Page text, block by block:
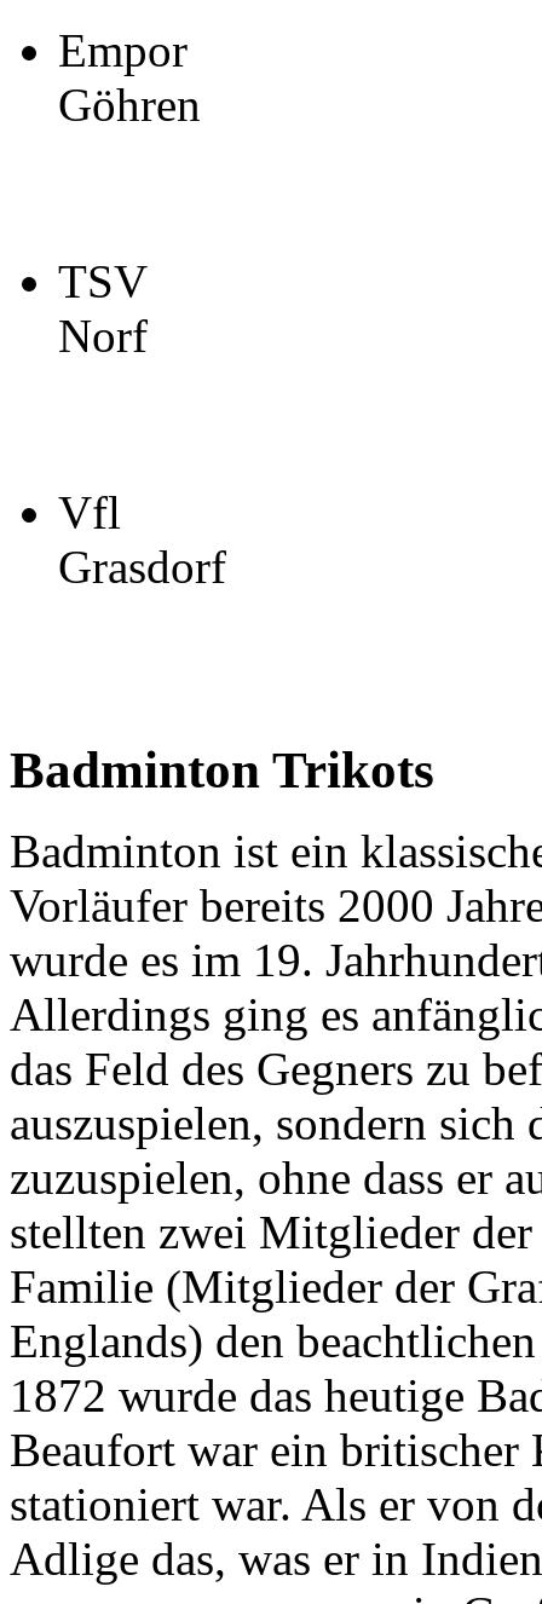
Empor
Göhren
TSV
Norf
Vfl
Grasdorf
Badminton Trikots
Badminton ist ein
Vorläufer bereits 2000
wurde es im 19.
Allerdings ging es
das Feld des Gegners zu
auszuspielen, sondern
zuzuspielen, ohne dass er
stellten zwei Mitglieder
Familie (Mitglieder der
Englands) den
1872 wurde das heutige
Beaufort war ein
stationiert war. Als er von
Adlige das, was er in